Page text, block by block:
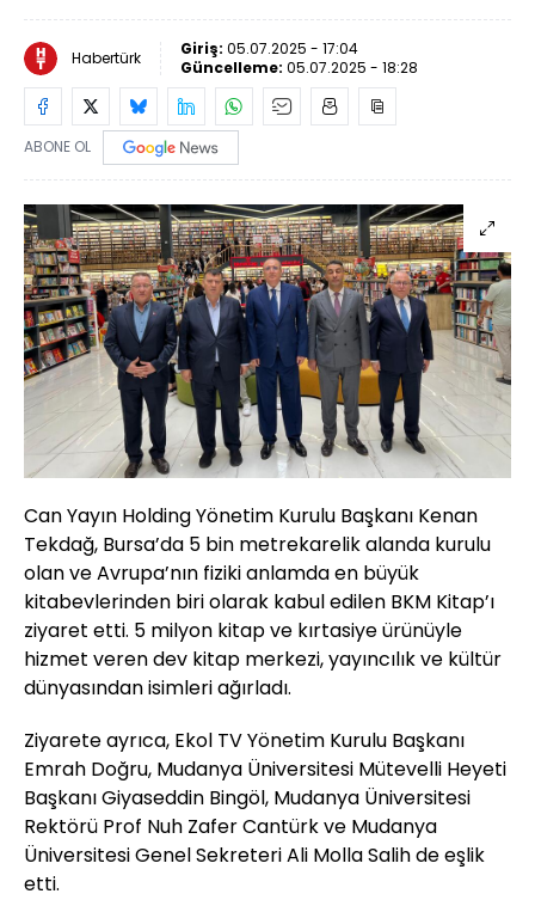
Habertürk Giriş: 05.07.2025 - 17:04
Güncelleme: 05.07.2025 - 18:28
ABONE OL
Can Yayın Holding Yönetim Kurulu Başkanı Kenan
Tekdağ, Bursa’da 5 bin metrekarelik alanda kurulu
olan ve Avrupa’nın fiziki anlamda en büyük
kitabevlerinden biri olarak kabul edilen BKM Kitap’ı
ziyaret etti. 5 milyon kitap ve kırtasiye ürünüyle
hizmet veren dev kitap merkezi, yayıncılık ve kültür
dünyasından isimleri ağırladı.
Ziyarete ayrıca, Ekol TV Yönetim Kurulu Başkanı
Emrah Doğru, Mudanya Üniversitesi Mütevelli Heyeti
Başkanı Giyaseddin Bingöl, Mudanya Üniversitesi
Rektörü Prof Nuh Zafer Cantürk ve Mudanya
Üniversitesi Genel Sekreteri Ali Molla Salih de eşlik
etti.